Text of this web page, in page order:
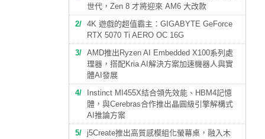
世代，Zen 8 才將迎來 AM6 大改款
2
4K 遊戲的超值霸主：GIGABYTE GeForce
RTX 5070 Ti AERO OC 16G
3
AMD推出Ryzen AI Embedded X100系列處
理器，搭配Kria AI解決方案加速機器人與實
體AI發展
4
Instinct MI455X結合領先效能、HBM4記憶
體，與Cerebras合作推出晶圓級引擎解構式
AI推論方案
5
j5Create推出高質感模組化螢幕桌，融入木